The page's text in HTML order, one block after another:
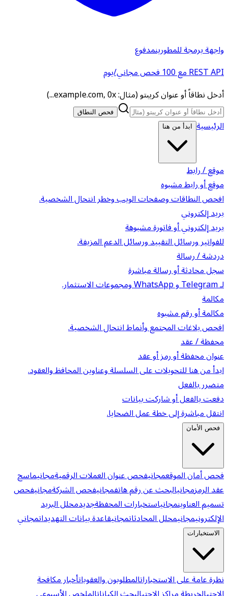
واجهة برمجة للمطورينمدفوع
REST API مع 100 فحص مجاني/يوم
أدخل نطاقاً أو عنوان كريبتو (مثال: example.com, 0x...)
فحص النطاق
الرئيسية ابدأ من هنا
موقع / رابط
موقع أو رابط مشبوه
افحص النطاقات وصفحات الويب وخطر انتحال الشخصية.
بريد إلكتروني
بريد إلكتروني أو فاتورة مشبوهة
للفواتير ورسائل التقييد ورسائل الدعم المزيفة.
دردشة / رسالة
سجل محادثة أو رسالة مباشرة
لـ Telegram و WhatsApp ومجموعات الاستثمار.
مكالمة
مكالمة أو رقم مشبوه
افحص بلاغات المجتمع وأنماط انتحال الشخصية.
محفظة / عقد
عنوان محفظة أو رمز أو عقد
ابدأ من هنا للتحويلات على السلسلة وعناوين المحافظ والعقود.
متضرر بالفعل
دفعت بالفعل أو شاركت بيانات
انتقل مباشرة إلى خطة عمل الضحايا.
فحص الأمان
فحص أمان الموقعمجانيفحص عنوان العملات الرقميةمجانيماسح
عقد الرمزمجانيالبحث عن رقم هاتفمجانيفحص الشركةمجانيفحص
تسميم العناوينمجانياستخبارات المحفظةجديدمحلل البريد
الإلكترونيمجانيمحلل المحادثاتمجانيقاعدة بيانات التهديداتمجاني
الاستخبارات
نظرة عامة على الاستخباراتالمطلوبون والعقوباتأخبار مكافحة